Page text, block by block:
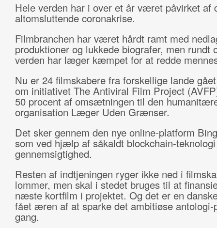
Hele verden har i over et år været påvirket af
altomsluttende coronakrise.
Filmbranchen har været hårdt ramt med
produktioner og lukkede biografer, men rundt
verden har læger kæmpet for at redde
Nu er 24 filmskabere fra forskellige lande
om initiativet The Antiviral Film Project
50 procent af omsætningen til den
organisation Læger Uden Grænser.
Det sker gennem den nye online-platform
som ved hjælp af såkaldt blockchain-
gennemsigtighed.
Resten af indtjeningen ryger ikke ned i
lommer, men skal i stedet bruges til at
næste kortfilm i projektet. Og det er en
fået æren af at sparke det ambitiøse antologi-
gang.